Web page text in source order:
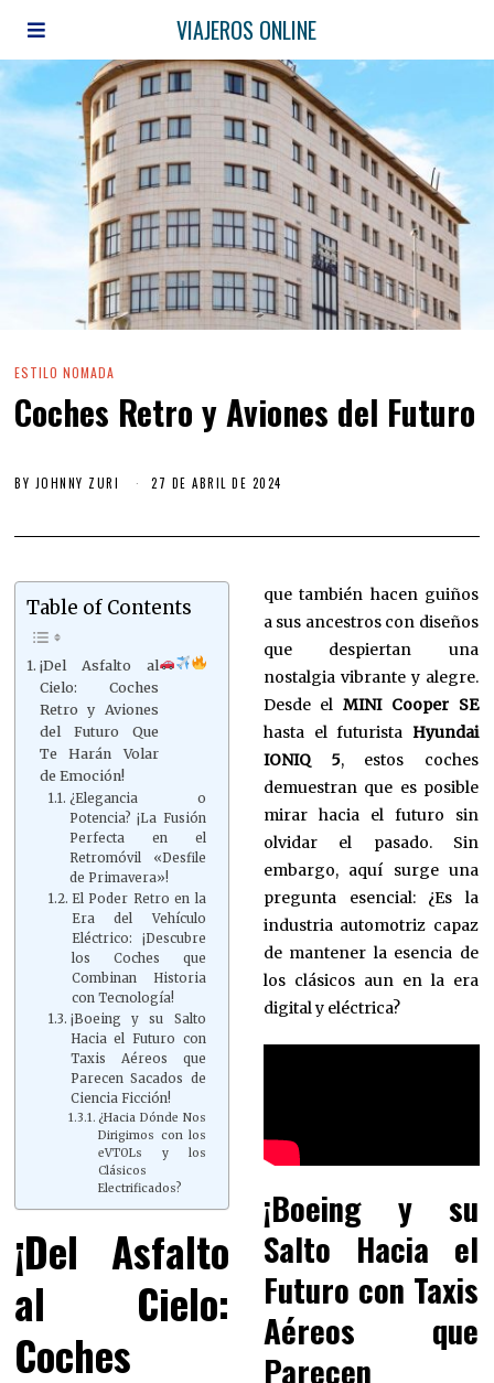
VIAJEROS ONLINE
ESTILO NOMADA
Coches Retro y Aviones del Futuro
BY JOHNNY ZURI 27 DE ABRIL DE 2024
Table of Contents
¡Del Asfalto al
Cielo: Coches
Retro y Aviones
del Futuro Que
Te Harán Volar
de Emoción!
¿Elegancia o
Potencia? ¡La Fusión
Perfecta en el
Retromóvil «Desfile
de Primavera»!
El Poder Retro en la
Era del Vehículo
Eléctrico: ¡Descubre
los Coches que
Combinan Historia
con Tecnología!
¡Boeing y su Salto
Hacia el Futuro con
Taxis Aéreos que
Parecen Sacados de
Ciencia Ficción!
¿Hacia Dónde Nos
Dirigimos con los
eVTOLs y los
Clásicos
Electrificados?
¡Del Asfalto
al Cielo:
Coches
que también hacen guiños
a sus ancestros con diseños
que despiertan una
nostalgia vibrante y alegre.
Desde el MINI Cooper SE
hasta el futurista Hyundai
IONIQ 5, estos coches
demuestran que es posible
mirar hacia el futuro sin
olvidar el pasado. Sin
embargo, aquí surge una
pregunta esencial: ¿Es la
industria automotriz capaz
de mantener la esencia de
los clásicos aun en la era
digital y eléctrica?
¡Boeing y su
Salto Hacia el
Futuro con Taxis
Aéreos que
Parecen